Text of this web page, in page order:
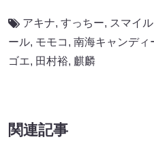
アキナ, すっちー, スマイル
ール, モモコ , 南海キャンディ
ゴエ, 田村裕, 麒麟
関連記事